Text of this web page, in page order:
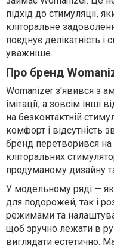
підхід до стимуляції,
кліторальне
поєднує делікатність і
уважніше.
Про бренд
Womanizer з'явився з
імітації, а зовсім інші
на безконтактній
комфорт і відсутність
бренд перетворився на
кліторальних
продуманому дизайну
У модельному ряді — як
для подорожей, так і
режимами та
щоб зручно лежати в
виглядати естетично.